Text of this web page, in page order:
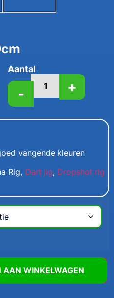
Aantal
- +
vangende kleuren
Rig, Dart jig, Dropshot rig
AAN WINKELWAGEN